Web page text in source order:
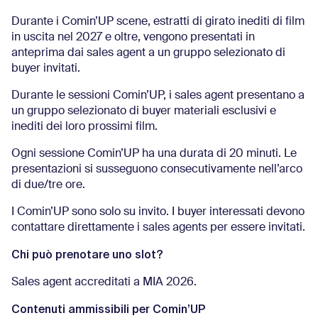
Durante i Comin’UP scene, estratti di girato inediti di film
in uscita nel 2027 e oltre, vengono presentati in
anteprima dai sales agent a un gruppo selezionato di
buyer invitati.
Durante le sessioni Comin’UP, i sales agent presentano a
un gruppo selezionato di buyer materiali esclusivi e
inediti dei loro prossimi film.
Ogni sessione Comin’UP ha una durata di 20 minuti. Le
presentazioni si susseguono consecutivamente nell’arco
di due/tre ore.
I Comin’UP sono solo su invito. I buyer interessati devono
contattare direttamente i sales agents per essere invitati.
Chi può prenotare uno slot?
Sales agent accreditati a MIA 2026.
Contenuti ammissibili per Comin’UP